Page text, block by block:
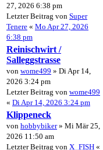
27, 2026 6:38 pm
Letzter Beitrag von Super
Tenere « Mo Apr 27, 2026
6:38 pm
Reinischwirt /
Salleggstrasse
von wome499 » Di Apr 14,
2026 3:24 pm
Letzter Beitrag von wome499
« Di Apr 14, 2026 3:24 pm
Klippeneck
von hobbybiker» Mi Mär 25,
2026 11:50 am
Letzter Beitrag von X_FISH «